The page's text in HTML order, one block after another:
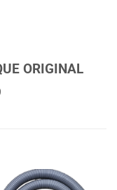
ORIGINAL